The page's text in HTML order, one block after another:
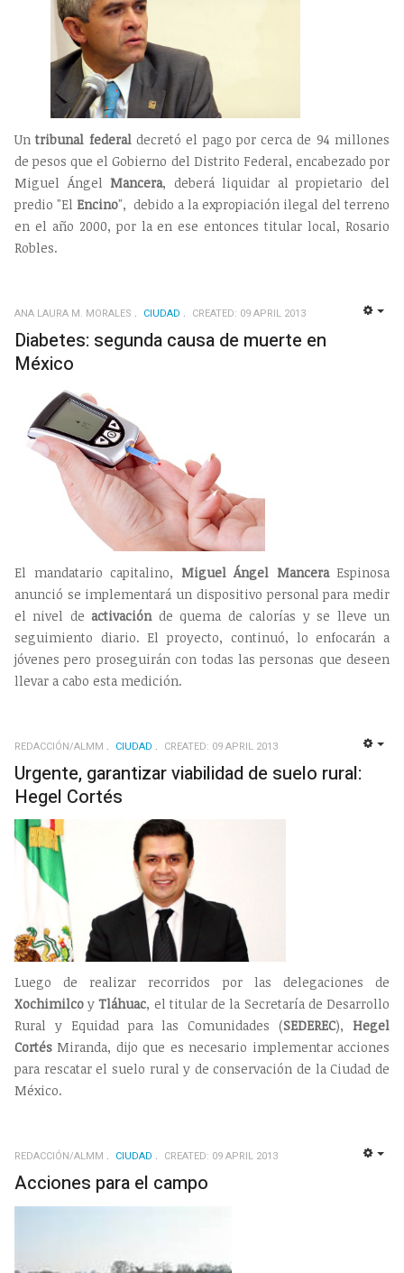
Untribunal federaldecretó el pago por cerca de 94 millones
de pesos que el Gobierno del Distrito Federal, encabezado por
Miguel ÁngelMancera, deberá liquidar al propietario del
predio "El Encino", debido a la expropiación ilegal del terreno
en el año 2000, por la en ese entonces titular local, Rosario
Robles.
ANA LAURA M. MORALES CIUDAD CREATED: 09 APRIL 2013
Diabetes: segunda causa de muerte en
México
El mandatario capitalino, Miguel Ángel ManceraEspinosa
anunció se implementará un dispositivo personal para medir
el nivel deactivaciónde quema de calorías y se lleve un
seguimiento diario. El proyecto, continuó, lo enfocarán a
jóvenes pero proseguirán con todas las personas que deseen
llevar a cabo esta medición.
REDACCIÓN/ALMM CIUDAD CREATED: 09 APRIL 2013
Urgente, garantizar viabilidad de suelo rural:
Hegel Cortés
Luego de realizar recorridos por las delegaciones de
Xochimilco yTláhuac, el titular de la Secretaría de Desarrollo
Rural y Equidad para las Comunidades (SEDEREC), Hegel
Cortés Miranda, dijo que es necesario implementar acciones
para rescatar el suelo rural y de conservación de la Ciudad de
México.
REDACCIÓN/ALMM CIUDAD CREATED: 09 APRIL 2013
Acciones para el campo